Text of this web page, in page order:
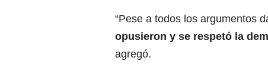
“Pese a todos los argumentos
opusieron y se respetó la
agregó.